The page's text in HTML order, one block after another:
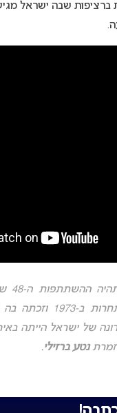
שבה ישראל
ישראל הצטרפה
נטע ברזילי.